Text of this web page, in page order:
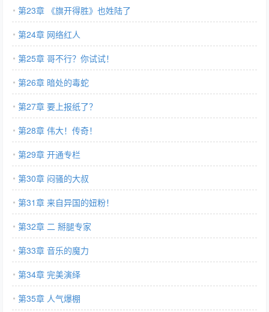
第23章 《旗开得胜》也姓陆了
第24章 网络红人
第25章 哥不行？你试试！
第26章 暗处的毒蛇
第27章 要上报纸了？
第28章 伟大！传奇！
第29章 开通专栏
第30章 闷骚的大叔
第31章 来自异国的妞粉！
第32章 二 掰腿专家
第33章 音乐的魔力
第34章 完美演绎
第35章 人气爆棚